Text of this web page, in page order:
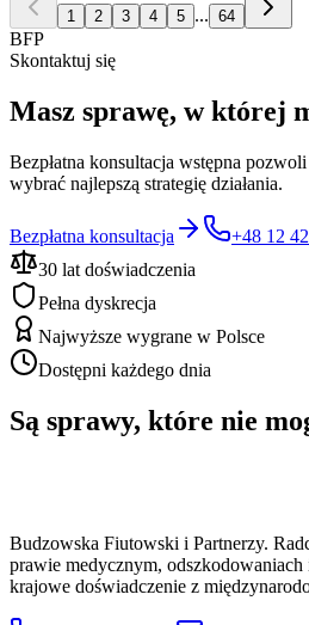
1 2 3 4 5 ... 64
BFP
Skontaktuj się
Masz sprawę, w której
Bezpłatna konsultacja wstępna
wybrać najlepszą strategię działania.
Bezpłatna konsultacja
+48 12
30 lat doświadczenia
Pełna dyskrecja
Najwyższe wygrane w Polsce
Dostępni każdego dnia
Są sprawy, które nie
Budzowska Fiutowski i Partnerzy.
prawie medycznym,
krajowe doświadczenie z